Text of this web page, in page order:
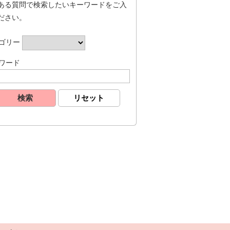
る質問で検索したいキーワードをご入
さい。
リー
ード